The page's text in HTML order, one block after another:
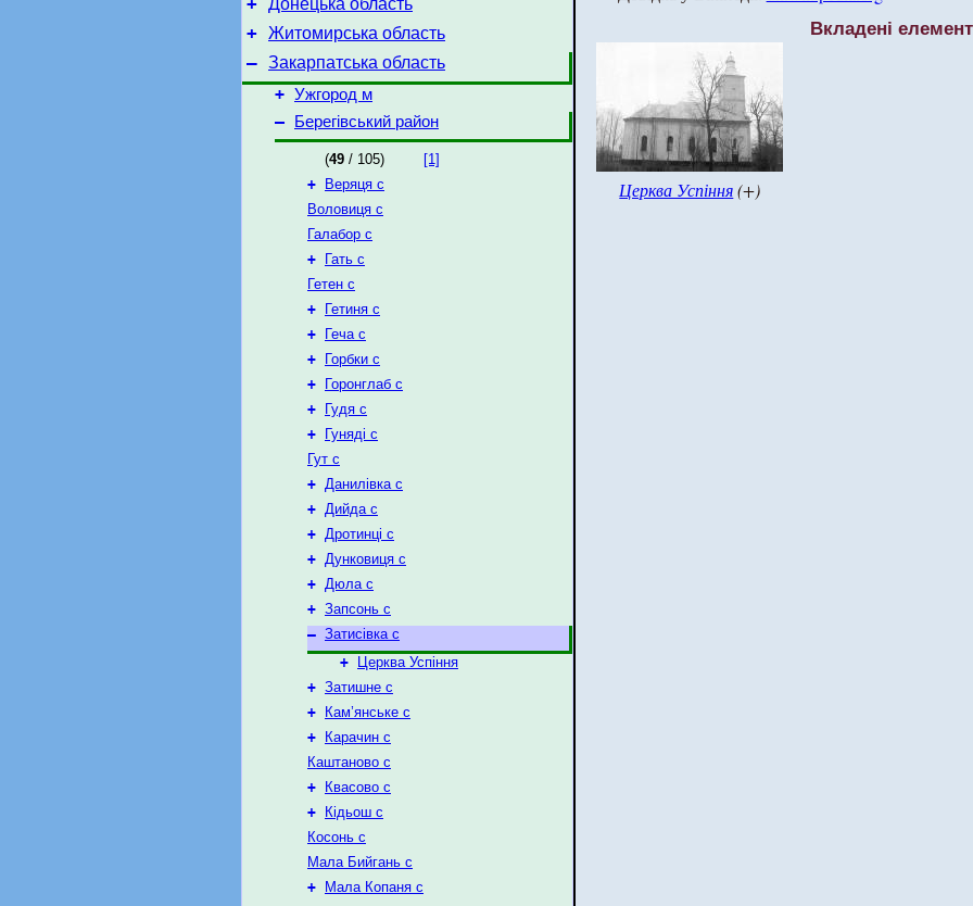
Донецька область
+ Житомирська область
– Закарпатська область
+ Ужгород м
– Берегівський район
(49 / 105)
[1]
+
Веряця с
Воловиця с
Галабор с
+
Гать с
Гетен с
+
Гетиня с
+
Геча с
+
Горбки с
+
Горонглаб с
+
Гудя с
+
Гуняді с
Гут с
+ Данилівка с
+ Дийда с
+ Дротинці с
+ Дунковиця с
+ Дюла с
+ Запсонь с
– Затисівка с
+
Церква Успіння
+ Затишне с
+
Кам’янське с
+
Карачин с
Каштаново с
+
Квасово с
+
Кідьош с
Косонь с
Мала Бийгань с
+
Мала Копаня с
Вкладені
Церква Успіння(+)